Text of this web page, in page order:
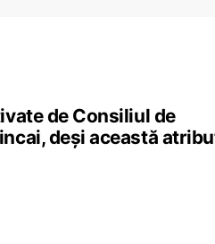
de Consiliul de
deși această